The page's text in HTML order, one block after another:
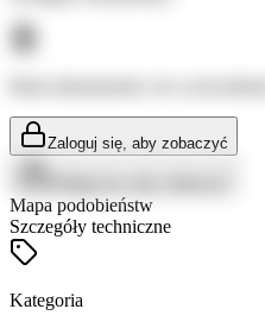
Zaloguj się, aby zobaczyć
Mapa podobieństw
Szczegóły techniczne
Kategoria